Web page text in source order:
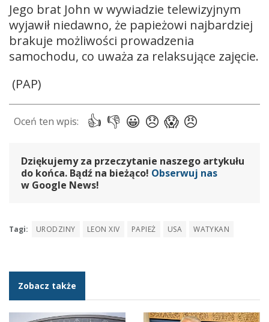
Jego brat John w wywiadzie telewizyjnym
wyjawił niedawno, że papieżowi najbardziej
brakuje możliwości prowadzenia
samochodu, co uważa za relaksujące zajęcie.
(PAP)
Dziękujemy za przeczytanie naszego artykułu
do końca. Bądź na bieżąco! Obserwuj nas
w Google News!
Tagi: URODZINY LEON XIV PAPIEŻ USA WATYKAN
Zobacz także